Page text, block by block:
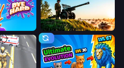
Artillery Vs Tanks